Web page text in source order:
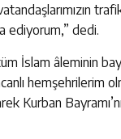
ediyorum,” dedi.
İslam âleminin
hemşehrilerim
Kurban